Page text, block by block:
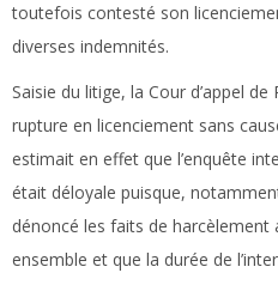
toutefois contesté son
diverses indemnités.
Saisie du litige, la Cour d’appel
rupture en licenciement sans
estimait en effet que l’enquête
était déloyale puisque,
dénoncé les faits de harcèlement
ensemble et que la durée de